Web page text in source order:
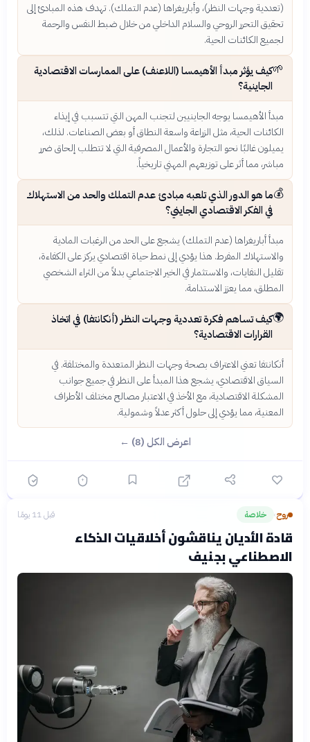
(تعددية وجهات النظر)، وأباريغراها (عدم التملك). تهدف هذه المبادئ إلى
تحقيق التحرر الروحي والسلام الداخلي من خلال ضبط النفس والرحمة
لجميع الكائنات الحية.
🌱كيف يؤثر مبدأ الأهيمسا (اللاعنف) على الممارسات الاقتصادية
الجاينية؟
مبدأ الأهيمسا يوجه الجاينيين لتجنب المهن التي تتسبب في إيذاء
الكائنات الحية، مثل الزراعة واسعة النطاق أو بعض الصناعات. لذلك،
يميلون غالبًا نحو التجارة والأعمال المصرفية التي لا تتطلب إلحاق ضرر
مباشر، مما أثر على توزيعهم المهني تاريخياً.
💰ما هو الدور الذي تلعبه مبادئ عدم التملك والحد من الاستهلاك
في الفكر الاقتصادي الجايني؟
مبدأ أباريغراها (عدم التملك) يشجع على الحد من الرغبات المادية
والاستهلاك المفرط. هذا يؤدي إلى نمط حياة اقتصادي يركز على الكفاءة،
تقليل النفايات، والاستثمار في الخير الاجتماعي بدلاً من الثراء الشخصي
المطلق، مما يعزز الاستدامة.
🌍كيف تساهم فكرة تعددية وجهات النظر (أنكانتفا) في اتخاذ
القرارات الاقتصادية؟
أنكانتفا تعني الاعتراف بصحة وجهات النظر المتعددة والمختلفة. في
السياق الاقتصادي، يشجع هذا المبدأ على النظر في جميع جوانب
المشكلة الاقتصادية، مع الأخذ في الاعتبار مصالح مختلف الأطراف
المعنية، مما يؤدي إلى حلول أكثر عدلاً وشمولية.
اعرض الكل (8) ←
روح› خلاصة قبل 11 يومًا
قادة الأديان يناقشون أخلاقيات الذكاء
الاصطناعي بجنيف